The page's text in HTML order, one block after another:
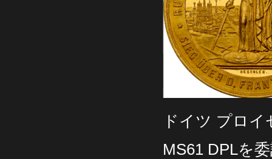
ドイツ プロ
MS61 DPLを